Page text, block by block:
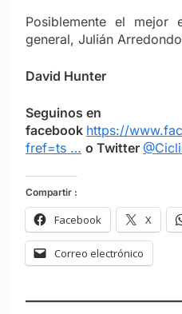
Posiblemente el
general, Julián
David Hunter
Seguinos en
facebook https://
fref=ts … o Twitter
Compartir :
Facebook X
Correo electrónico